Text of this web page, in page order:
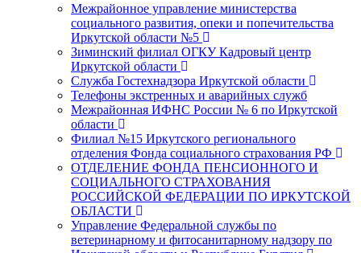
Межрайонное управление министерства
социального развития, опеки и попечительства
Иркутской области №5
Зиминский филиал ОГКУ Кадровый центр
Иркутской области
Служба Гостехнадзора Иркутской области
Телефоны экстренных и аварийных служб
Межрайонная ИФНС России № 6 по Иркутской
области
Филиал №15 Иркутского регионального
отделения Фонда социального страхования РФ
ОТДЕЛЕНИЕ ФОНДА ПЕНСИОННОГО И
СОЦИАЛЬНОГО СТРАХОВАНИЯ
РОССИЙСКОЙ ФЕДЕРАЦИИ ПО ИРКУТСКОЙ
ОБЛАСТИ
Управление Федеральной службы по
ветеринарному и фитосанитарному надзору по